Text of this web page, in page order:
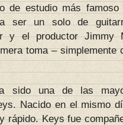
de estudio más
a ser un solo de
y el productor Jimmy
toma – simplemente
sido una de las
Nacido en el mismo
rápido. Keys fue